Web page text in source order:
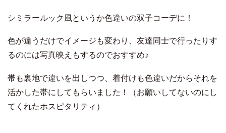
シミラールック風というか色違いの双子コーデに！
色が違うだけでイメージも変わり、友達同士で行ったりす
るのには写真映えもするのでおすすめ♪
帯も裏地で違いを出しつつ、着付けも色違いだからそれを
活かした帯にしてもらいました！（お願いしてないのにし
てくれたホスピタリティ）